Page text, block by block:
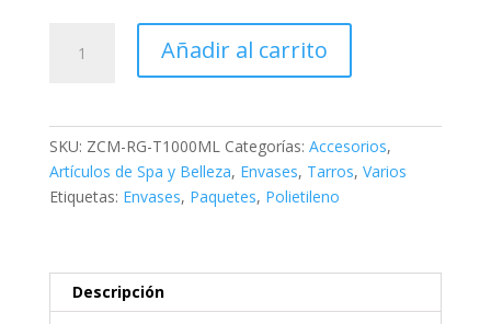
Natural
con
PIEZAS
Añadir al carrito
SKU: ZCM-RG-T1000ML Categorías: Accesorios,
Artículos de Spa y Belleza, Envases, Tarros, Varios
Etiquetas: Envases, Paquetes, Polietileno
Descripción